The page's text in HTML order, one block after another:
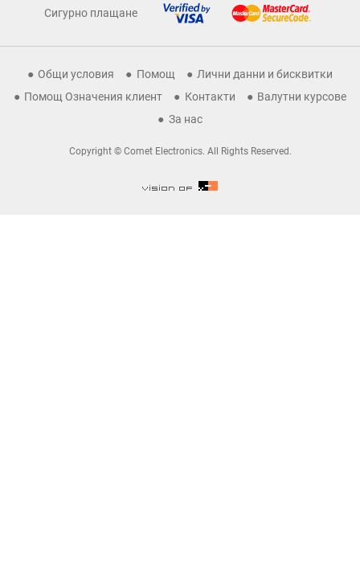
Сигурно плащане
Общи условия Помощ
Лични данни и бисквитки
Помощ Означения клиент
Контакти
Валутни курсове
За нас
Copyright © Comet Electronics. All Rights Reserved.